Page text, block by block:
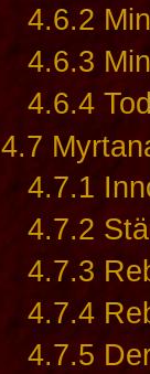
4.6.2
4.6.3
4.6.4
4.7
4.7.1
4.7.2
4.7.3
4.7.4
4.7.5